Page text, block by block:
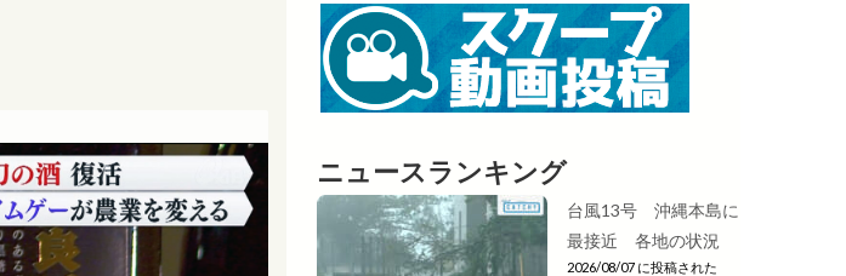
ニュースランキング
台風13号 沖縄本島に
最接近 各地の状況
2026/08/07 に投稿された